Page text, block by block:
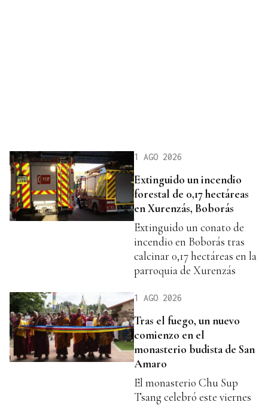
1 AGO 2026
Extinguido un incendio
forestal de 0,17 hectáreas
en Xurenzás, Boborás
Extinguido un conato de
incendio en Boborás tras
calcinar 0,17 hectáreas en la
parroquia de Xurenzás
1 AGO 2026
Tras el fuego, un nuevo
comienzo en el
monasterio budista de San
Amaro
El monasterio Chu Sup
Tsang celebró este viernes